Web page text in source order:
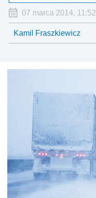
07 marca 2014, 11:52
Kamil Fraszkiewicz